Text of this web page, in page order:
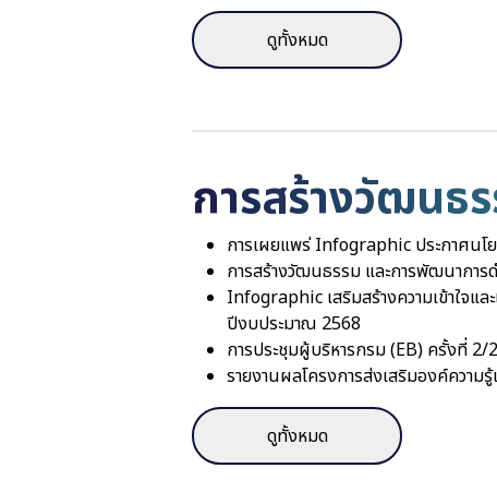
ดูทั้งหมด
การสร้างวัฒนธ
การเผยแพร่ Infographic ประกาศน
การสร้างวัฒนธรรม และการพัฒนากา
Infographic เสริมสร้างความเข้าใจแ
ปีงบประมาณ 2568
การประชุมผู้บริหารกรม (EB) ครั้งที่
รายงานผลโครงการส่งเสริมองค์ความ
ดูทั้งหมด